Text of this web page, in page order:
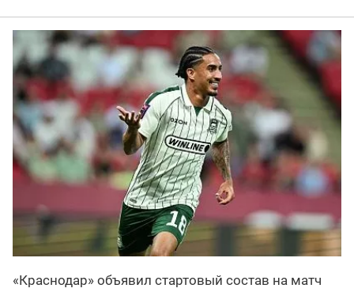
«Краснодар» объявил стартовый состав на матч